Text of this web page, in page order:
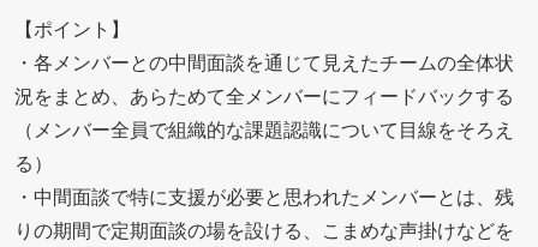
【ポイント】
・各メンバーとの中間面談を通じて見えたチームの全体状
況をまとめ、あらためて全メンバーにフィードバックする
（メンバー全員で組織的な課題認識について目線をそろえ
る）
・中間面談で特に支援が必要と思われたメンバーとは、残
りの期間で定期面談の場を設ける、こまめな声掛けなどを